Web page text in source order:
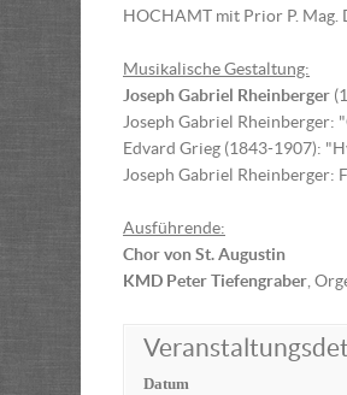
HOCHAMT mit Prior P. Mag.
Musikalische Gestaltung:
Joseph Gabriel Rheinberger
Joseph Gabriel Rheinberger:
Edvard Grieg (1843-1907):
Joseph Gabriel Rheinberger:
Ausführende:
Chor von St. Augustin
KMD Peter Tiefengraber ,
Datum